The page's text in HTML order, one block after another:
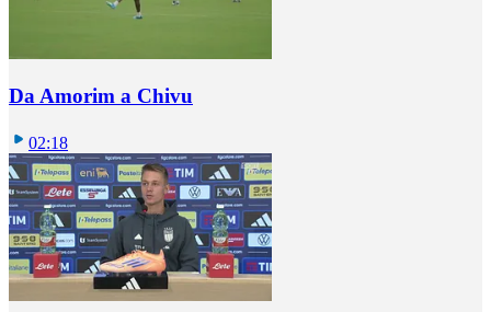
Da Amorim a Chivu
02:18